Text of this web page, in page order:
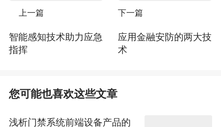
上一篇
智能感知技术助力应急
指挥
下一篇
应用金融安防的两大技
术
您可能也喜欢这些文章
浅析门禁系统前端设备产品的